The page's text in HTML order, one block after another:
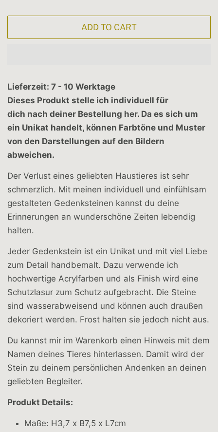
ADD TO CART
Lieferzeit: 7 - 10 Werktage
Dieses Produkt stelle ich individuell für
dich nach deiner Bestellung her. Da es sich um
ein Unikat handelt, können Farbtöne und Muster
von den Darstellungen auf den Bildern
abweichen.
Der Verlust eines geliebten Haustieres ist sehr
schmerzlich. Mit meinen individuell und einfühlsam
gestalteten Gedenksteinen kannst du deine
Erinnerungen an wunderschöne Zeiten lebendig
halten.
Jeder Gedenkstein ist ein Unikat und mit viel Liebe
zum Detail handbemalt. Dazu verwende ich
hochwertige Acrylfarben und als Finish wird eine
Schutzlasur zum Schutz aufgebracht. Die Steine
sind wasserabweisend und können auch draußen
dekoriert werden. Frost halten sie jedoch nicht aus.
Du kannst mir im Warenkorb einen Hinweis mit dem
Namen deines Tieres hinterlassen. Damit wird der
Stein zu deinem persönlichen Andenken an deinen
geliebten Begleiter.
Produkt Details:
Maße: H3,7 x B7,5 x L7cm